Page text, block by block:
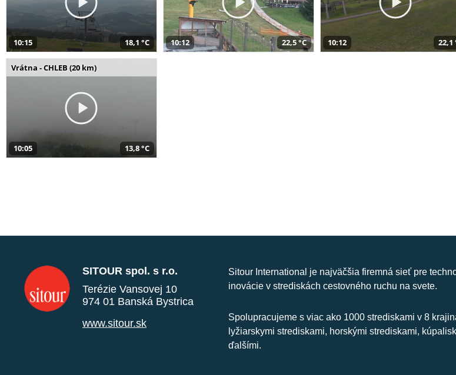
10:15 18,1 °C 10:12 22,5 °C 10:12 22,1
Vrátna - CHLEB (20 km)
10:05 13,8 °C
SITOUR spol. s r.o.
Terézie Vansovej 10
974 01 Banská Bystrica
www.sitour.sk
Sitour International je najväčšia firemná sieť pre
inovácie v strediskách cestovného ruchu na svete.
Spolupracujeme s viac ako 1000 strediskami v 8
lyžiarskymi strediskami, horskými strediskami,
ďalšími.